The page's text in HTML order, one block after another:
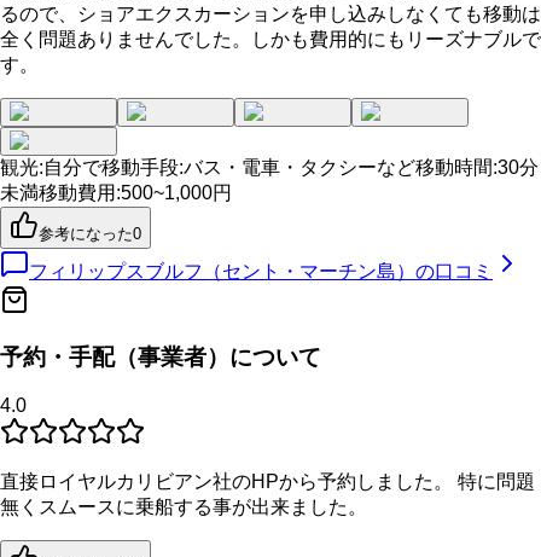
るので、ショアエクスカーションを申し込みしなくても移動は
全く問題ありませんでした。しかも費用的にもリーズナブルで
す。
観光:自分で移動手段:バス・電車・タクシーなど移動時間:30分
未満移動費用 :500~1,000円
参考になった0
フィリップスブルフ（セント・マーチン島） の口コミ
予約・手配（事業者）について
4.0
直接ロイヤルカリビアン社のHPから予約しました。 特に問題
無くスムースに乗船する事が出来ました。